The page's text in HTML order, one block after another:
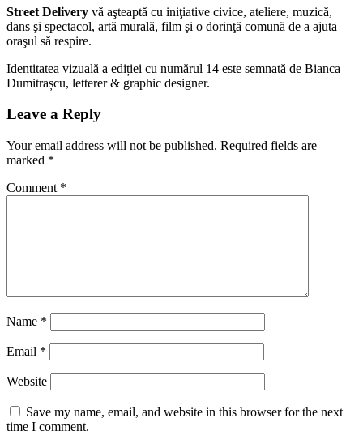
Street Delivery vă aşteaptă cu iniţiative civice, ateliere, muzică,
dans şi spectacol, artă murală, film şi o dorinţă comună de a ajuta
oraşul să respire.
Identitatea vizuală a ediției cu numărul 14 este semnată de Bianca
Dumitrașcu, letterer & graphic designer.
Leave a Reply
Your email address will not be published. Required fields are
marked *
Comment *
Name *
Email *
Website
Save my name, email, and website in this browser for the next
time I comment.